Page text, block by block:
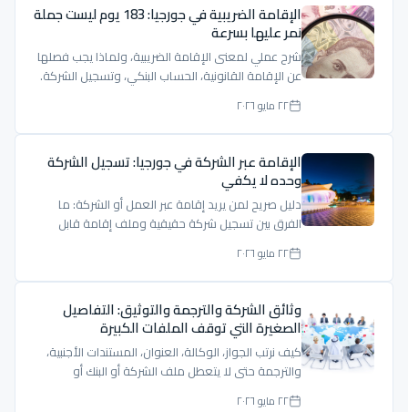
الإقامة الضريبية في جورجيا: 183 يوم ليست جملة
نمر عليها بسرعة
شرح عملي لمعنى الإقامة الضريبية، ولماذا يجب فصلها
عن الإقامة القانونية، الحساب البنكي، وتسجيل الشركة.
٢٢ مايو ٢٠٢٦
الإقامة عبر الشركة في جورجيا: تسجيل الشركة
وحده لا يكفي
دليل صريح لمن يريد إقامة عبر العمل أو الشركة: ما
الفرق بين تسجيل شركة حقيقية وملف إقامة قابل
للدفاع؟
٢٢ مايو ٢٠٢٦
وثائق الشركة والترجمة والتوثيق: التفاصيل
الصغيرة التي توقف الملفات الكبيرة
كيف نرتب الجواز، الوكالة، العنوان، المستندات الأجنبية،
والترجمة حتى لا يتعطل ملف الشركة أو البنك أو
الإقامة.
٢٢ مايو ٢٠٢٦